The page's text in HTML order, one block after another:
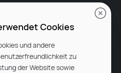
Cookies
und andere
zu
der Website sowie